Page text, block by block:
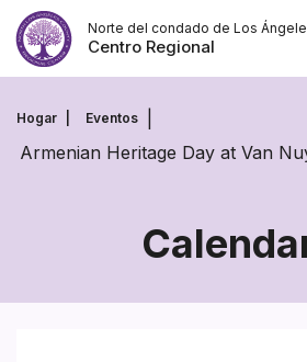
Saltar
contenido
Norte del condado de Los
Centro Regional
Hogar Eventos
Armenian Heritage Day at Van